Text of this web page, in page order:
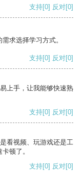
支持[0] 反对[0]
求选择学习方式。
支持[0] 反对[0]
上手，让我能够快速熟
支持[0] 反对[0]
看视频、玩游戏还是工
顿了。
支持[0] 反对[0]